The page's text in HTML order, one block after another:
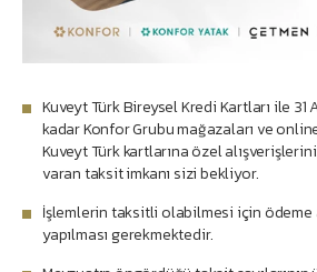
Kuveyt Türk Bireysel Kredi Kartları ile
kadar Konfor Grubu mağazaları ve
Kuveyt Türk kartlarına özel
varan taksit imkanı sizi bekliyor.
İşlemlerin taksitli olabilmesi için ödeme
yapılması gerekmektedir.